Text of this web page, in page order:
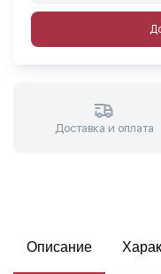
Доставка и оплата
Описание